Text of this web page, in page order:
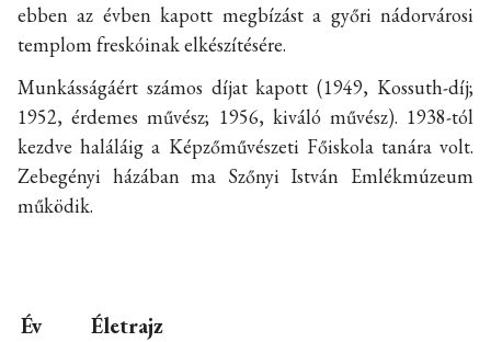
ebben az évben kapott megbízást a győri nádorvárosi
templom freskóinak elkészítésére.
Munkásságáért számos díjat kapott (1949, Kossuth-díj;
1952, érdemes művész; 1956, kiváló művész). 1938-tól
kezdve haláláig a Képzőművészeti Főiskola tanára volt.
Zebegényi házában ma Szőnyi István Emlékmúzeum
működik.
Év Életrajz